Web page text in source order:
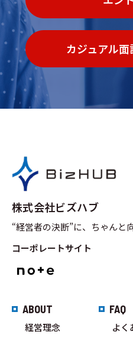
カジュアル
株式会社ビズハブ
“経営者の決断”に、ちゃんと
コーポレートサイト
ABOUT
経営理念
FAQ
よく